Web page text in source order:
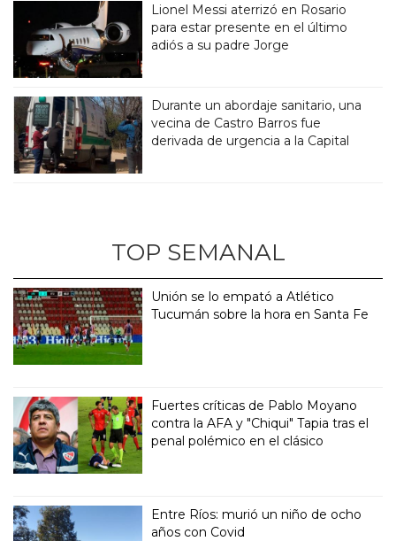
Lionel Messi aterrizó en Rosario
para estar presente en el último
adiós a su padre Jorge
Durante un abordaje sanitario, una
vecina de Castro Barros fue
derivada de urgencia a la Capital
TOP SEMANAL
Unión se lo empató a Atlético
Tucumán sobre la hora en Santa Fe
Fuertes críticas de Pablo Moyano
contra la AFA y "Chiqui" Tapia tras el
penal polémico en el clásico
Entre Ríos: murió un niño de ocho
años con Covid